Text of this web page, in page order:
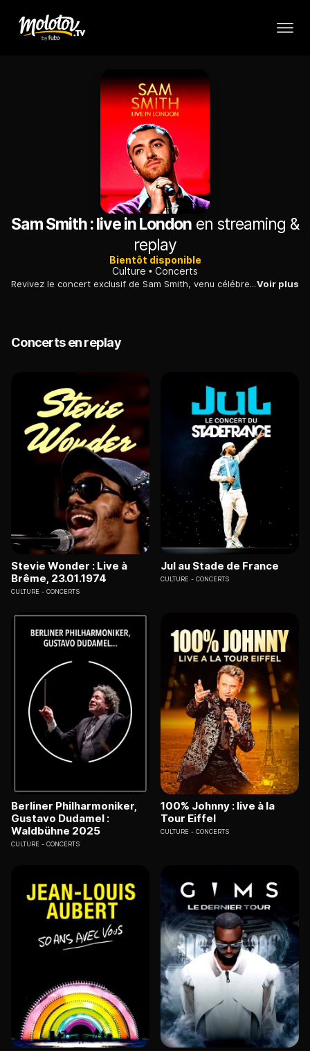
Sam Smith : live in London en streaming &
replay
Bientôt disponible
Culture
Concerts
Revivez le concert exclusif de Sam Smith, venu célébrer la sortie de son deuxième album à Londres.Voir plus
Concerts en replay
Stevie Wonder : Live à
Brême, 23.01.1974
CULTURE CONCERTS
Jul au Stade de France
CULTURE CONCERTS
Berliner Philharmoniker,
Gustavo Dudamel :
Waldbühne 2025
CULTURE CONCERTS
100% Johnny : live à la
Tour Eiffel
CULTURE CONCERTS